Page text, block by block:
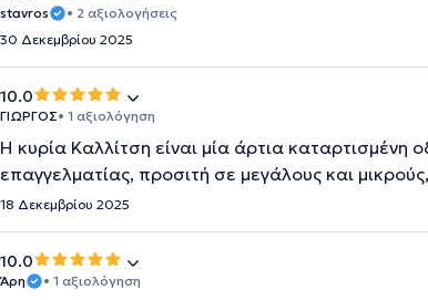
stavros
• 2 αξιολογήσεις
30 Δεκεμβρίου 2025
10.0
ΓΙΩΡΓΟΣ• 1 αξιολόγηση
Η κυρία Καλλίτση είναι μία άρτια
επαγγελματίας, προσιτή σε μεγάλους και
18 Δεκεμβρίου 2025
10.0
Άρη • 1 αξιολόγηση